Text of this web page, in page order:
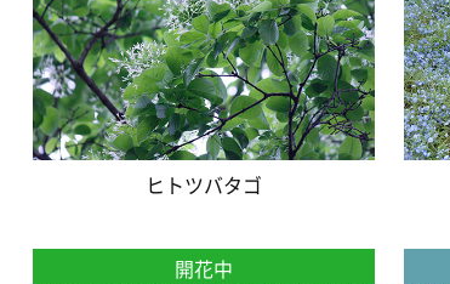
ヒトツバタゴ
開花中